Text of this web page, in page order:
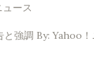
ース
強調 By: Yahoo